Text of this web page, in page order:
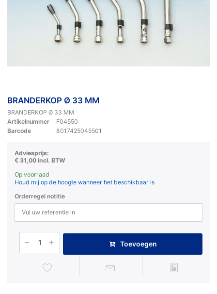
BRANDERKOP Ø 33 MM
BRANDERKOP Ø 33 MM
Artikelnummer
F04550
Barcode
8017425045501
Adviesprijs:
€ 31,00 incl. BTW
Op voorraad
Houd mij op de hoogte wanneer het beschikbaar is
Orderregel notitie
Toevoegen